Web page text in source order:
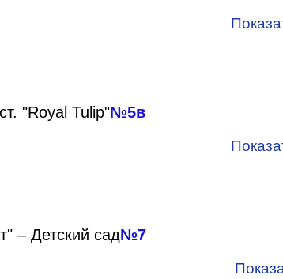
"Royal Tulip"№5в
– Детский сад№7